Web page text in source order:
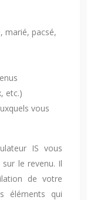
marié, pacsé,
etc.)
vous
IS vous
le revenu. Il
de votre
éléments qui